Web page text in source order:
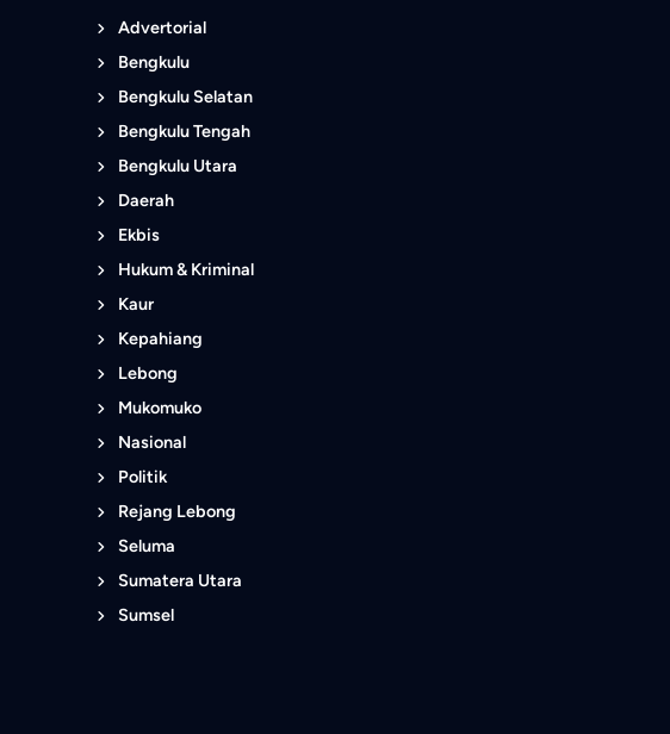
Advertorial
Bengkulu
Bengkulu Selatan
Bengkulu Tengah
Bengkulu Utara
Daerah
Ekbis
Hukum & Kriminal
Kaur
Kepahiang
Lebong
Mukomuko
Nasional
Politik
Rejang Lebong
Seluma
Sumatera Utara
Sumsel